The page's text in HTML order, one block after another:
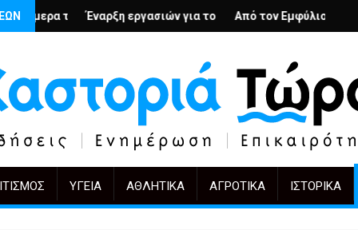
– Ο Άρμιν Βέγκνερ απέναντι στη λήθη
για το Κέντρο Ημέρας Ολικής Φροντίδας στην Καστοριά
Από τον Εμφύλιο στην Πόλωση: το ίδιο έργο,
KIFF 51: Η εικόνα
ΥΓΕΊΑ ΑΘΛΗΤΙΚΆ ΑΓΡΟΤΙΚΆ ΙΣΤΟΡΙΚΆ